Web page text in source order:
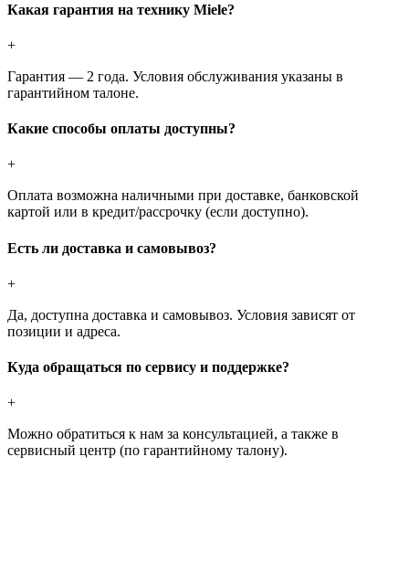
Какая гарантия на технику Miele?
+
Гарантия — 2 года. Условия обслуживания указаны в
гарантийном талоне.
Какие способы оплаты доступны?
+
Оплата возможна наличными при доставке, банковской
картой или в кредит/рассрочку (если доступно).
Есть ли доставка и самовывоз?
+
Да, доступна доставка и самовывоз. Условия зависят от
позиции и адреса.
Куда обращаться по сервису и поддержке?
+
Можно обратиться к нам за консультацией, а также в
сервисный центр (по гарантийному талону).